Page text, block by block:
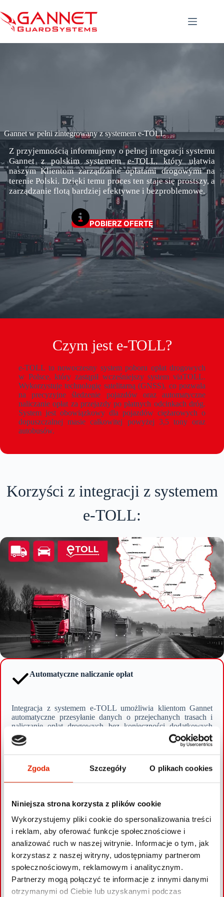
Zgoda Szczegóły O plikach cookies
Niniejsza strona korzysta z plików cookie
Wykorzystujemy pliki cookie do spersonalizowania treści
i reklam, aby oferować funkcje społecznościowe i
analizować ruch w naszej witrynie. Informacje o tym, jak
korzystasz z naszej witryny, udostępniamy partnerom
społecznościowym, reklamowym i analitycznym.
Partnerzy mogą połączyć te informacje z innymi danymi
otrzymanymi od Ciebie lub uzyskanymi podczas
do
treści
Gannet w pełni zintegrowany z systemem e-TOLL
Z przyjemnością informujemy o pełnej integracji systemu
Gannet z polskim systemem e-TOLL, który ułatwia
naszym Klientom zarządzanie opłatami drogowymi na
terenie Polski. Dzięki temu proces ten staje się prostszy, a
zarządzanie flotą bardziej efektywne i bezproblemowe.
POBIERZ OFERTĘ
Czym jest e-TOLL?
e-TOLL to nowoczesny system poboru opłat drogowych
w Polsce, który zastąpił wcześniejszy system viaTOLL.
Wykorzystuje technologię satelitarną (GNSS), co pozwala
na precyzyjne śledzenie pojazdów oraz automatyczne
naliczanie opłat za przejazdy po płatnych odcinkach dróg.
System jest obowiązkowy dla pojazdów ciężarowych o
dopuszczalnej masie całkowitej powyżej 3,5 tony oraz
autobusów.
Korzyści z integracji z systemem
e-TOLL:
Automatyczne naliczanie opłat
Integracja z systemem e-TOLL umożliwia klientom Gannet
automatyczne przesyłanie danych o przejechanych trasach i
naliczanie opłat drogowych bez konieczności dodatkowych
działań. Dzięki temu nasi klienci mogą zredukować ryzyko
błędów i usprawnić zarządzanie finansami, co przekłada się na
wygodniejszy i bardziej efektywny proces operacyjny.
Łatwa Obsługa
Dzięki integracji z e-TOLL zarządzanie opłatami drogowymi
automatycznie, co pozwala użytkownikom skupić się na
prowadzeniu działalności, bez konieczności ręcznego
raportowania czy dodatkowych działań. To szybkie i wygodne
rozwiązanie, które oszczędza czas i eliminuje zbędne
formalności.
Bezpieczeństwo i zgodność z przepisami